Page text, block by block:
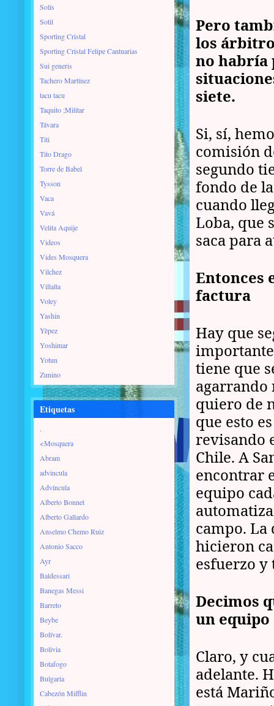
Pero
los
no habría
siete.
Si, sí,
comisión
segundo
fondo de
cuando
Loba, que
saca para
Entonces
factura
Hay que
tiene que
agarrando
quiero de
que esto
revisando
Chile. A
encontrar
equipo
campo. La
hicieron
esfuerzo y
Decimos
un
Claro, y
adelante.
está
Solís
Sotil
Sporting Cristal
Sporting Cristal Felipe Cantuarias
Sui generis
Tachero Martínez
tacu tacu
Taquito ;Militar
Távara
Titi
Tito Drago
Torre de Babel
Tysson
Vaca
Vavá
Velita Aquije
Videos
Vides Mosquera
Vilchez
Villalta
Voley
Yashin
Yèpez
Yoshimar
Yotun
Zunino
Etiquetas
.
<Mosquera
Abram
advincula
Advíncula
Alberto Bonnet
Alberto Gallardo
Anselmo Chemo Ruiz
Antonio Sacco
Ayr
Baldessari
Banegas Messi
Barreto
Beybe
Bolívar.
Bolivia
Botafogo
Bulgaria
Cabezón Mifflin